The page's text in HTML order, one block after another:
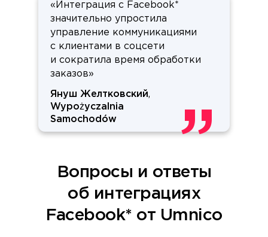
«Интеграция с Facebook*
значительно упростила
управление коммуникациями
с клиентами в соцсети
и сократила время обработки
заказов»
Януш Желтковский,
Wypożyczalnia
Samochodów
Вопросы и ответы
об интеграциях
Facebook* от Umnico